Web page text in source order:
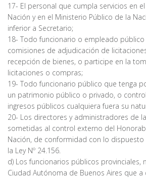
17- El personal que cumpla servicios en
Nación y en el Ministerio Público de la
inferior a Secretario;
18- Todo funcionario o empleado público
comisiones de adjudicación de
recepción de bienes, o participe en la
licitaciones o compras;
19- Todo funcionario público que tenga
un patrimonio público o privado, o
ingresos públicos cualquiera fuera su
20- Los directores y administradores de
sometidas al control externo del
Nación, de conformidad con lo
la Ley Nº 24.156.
d) Los funcionarios públicos provinciales,
Ciudad Autónoma de Buenos Aires que a